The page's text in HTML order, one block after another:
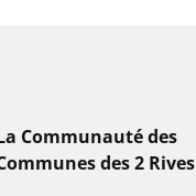
Communauté des
des 2 Rives